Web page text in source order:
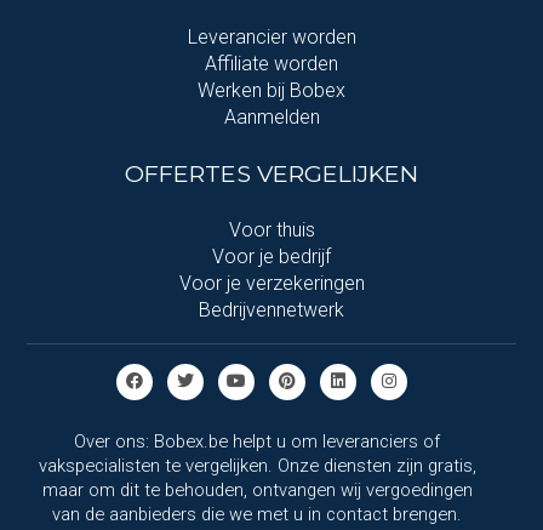
Leverancier worden
Affiliate worden
Werken bij Bobex
Aanmelden
OFFERTES VERGELIJKEN
Voor thuis
Voor je bedrijf
Voor je verzekeringen
Bedrijvennetwerk
Over ons: Bobex.be helpt u om leveranciers of
vakspecialisten te vergelijken. Onze diensten zijn gratis,
maar om dit te behouden, ontvangen wij vergoedingen
van de aanbieders die we met u in contact brengen.